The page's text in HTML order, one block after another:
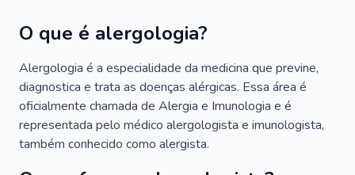
O que é alergologia?
Alergologia é a especialidade da medicina que previne,
diagnostica e trata as doenças alérgicas. Essa área é
oficialmente chamada de Alergia e Imunologia e é
representada pelo médico alergologista e imunologista,
também conhecido como alergista.